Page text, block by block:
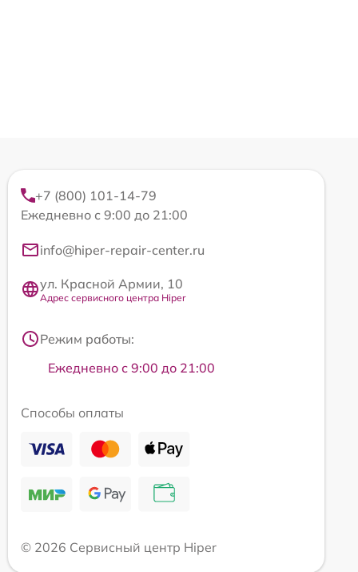
+7 (800) 101-14-79
Ежедневно с 9:00 до 21:00
info@hiper-repair-center.ru
ул. Красной Армии, 10
Адрес сервисного центра Hiper
Режим работы:
Ежедневно с 9:00 до 21:00
Способы оплаты
© 2026 Сервисный центр Hiper